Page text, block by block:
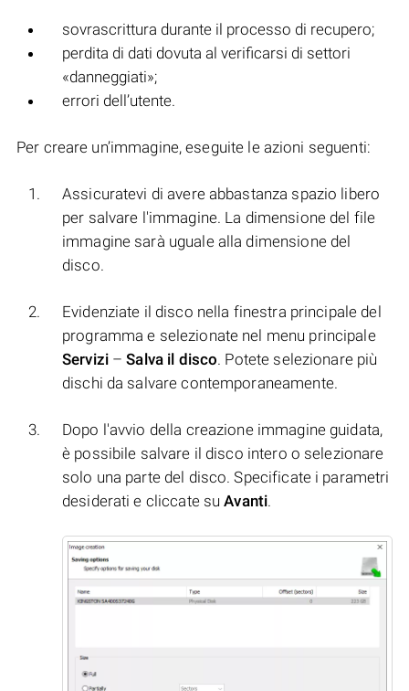
sovrascrittura durante il processo di recupero;
perdita di dati dovuta al verificarsi di settori
«danneggiati»;
errori dell’utente.
Per creare un’immagine, eseguite le azioni seguenti:
Assicuratevi di avere abbastanza spazio libero
per salvare l'immagine. La dimensione del file
immagine sarà uguale alla dimensione del
disco.
Evidenziate il disco nella finestra principale del
programma e selezionate nel menu principale
Servizi–Salva il disco. Potete selezionare più
dischi da salvare contemporaneamente.
Dopo l'avvio della creazione immagine guidata,
è possibile salvare il disco intero o selezionare
solo una parte del disco. Specificate i parametri
desiderati e cliccate suAvanti.